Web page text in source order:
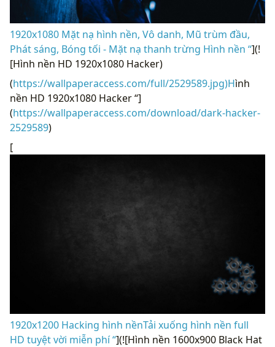
1920x1080 Mặt nạ hình nền, Vô danh, Mũ trùm đầu,
Phát sáng, Bóng tối - Mặt nạ thanh trừng Hình nền “](!
[Hình nền HD 1920x1080 Hacker)
(https://wallpaperaccess.com/full/2529589.jpg)Hình
nền HD 1920x1080 Hacker “]
(https://wallpaperaccess.com/download/dark-hacker-
2529589)
[
1920x1200 Hacking hình nềnTải xuống hình nền full
HD tuyệt vời miễn phí “](![Hình nền 1600x900 Black Hat